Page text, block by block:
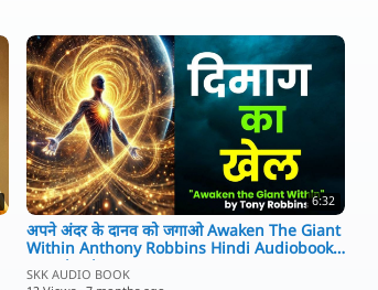
6:32
अपने अंदर के दानव को जगाओ Awaken The Giant
Within Anthony Robbins Hindi Audiobook
#motivation
SKK AUDIO BOOK